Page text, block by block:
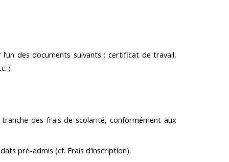
des documents suivants : certificat de travail,
;
des frais de scolarité, conformément aux
pré-admis (cf. Frais d’inscription).